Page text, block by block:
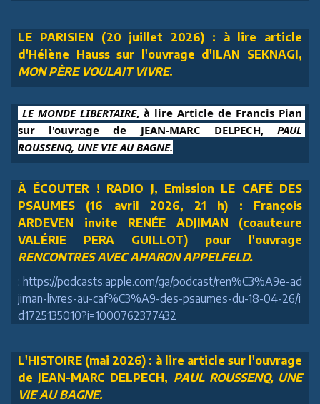
LE PARISIEN (20 juillet 2026) : à lire article
d'Hélène Hauss sur l'ouvrage d'ILAN SEKNAGI,
MON PÈRE VOULAIT VIVRE.
LE MONDE LIBERTAIRE, à lire Article de Francis Pian
sur l'ouvrage de JEAN-MARC DELPECH, PAUL
ROUSSENQ, UNE VIE AU BAGNE.
À ÉCOUTER ! RADIO J, Emission LE CAFÉ DES
PSAUMES (16 avril 2026, 21 h) : François
ARDEVEN invite RENÉE ADJIMAN (coauteure
VALÉRIE PERA GUILLOT) pour l'ouvrage
RENCONTRES AVEC AHARON APPELFELD.
: https://podcasts.apple.com/ga/podcast/ren%C3%A9e-ad
jiman-livres-au-caf%C3%A9-des-psaumes-du-18-04-26/i
d1725135010?i=1000762377432
L'HISTOIRE (mai 2026) : à lire article sur l'ouvrage
de JEAN-MARC DELPECH, PAUL ROUSSENQ, UNE
VIE AU BAGNE.